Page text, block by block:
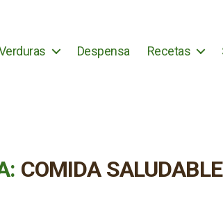
Despensa Recetas
COMIDA SALUDABLE